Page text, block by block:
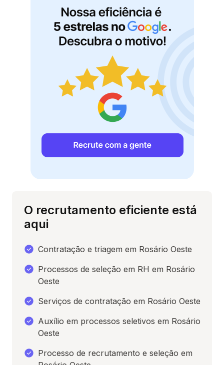
O recrutamento eficiente está
aqui
Contratação e triagem em Rosário Oeste
Processos de seleção em RH em Rosário
Oeste
Serviços de contratação em Rosário Oeste
Auxílio em processos seletivos em Rosário
Oeste
Processo de recrutamento e seleção em